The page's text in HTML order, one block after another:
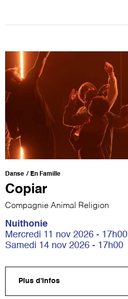
Danse En Famille
Copiar
Compagnie Animal Religion
Nuithonie
Mercredi 11 nov 2026 - 17h00
Samedi 14 nov 2026 - 17h00
Plus d'infos